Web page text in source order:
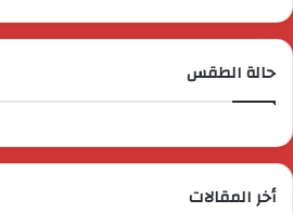
حالة الطقس
أخر المقالات